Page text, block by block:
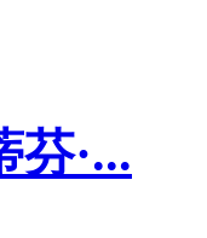
芬·...